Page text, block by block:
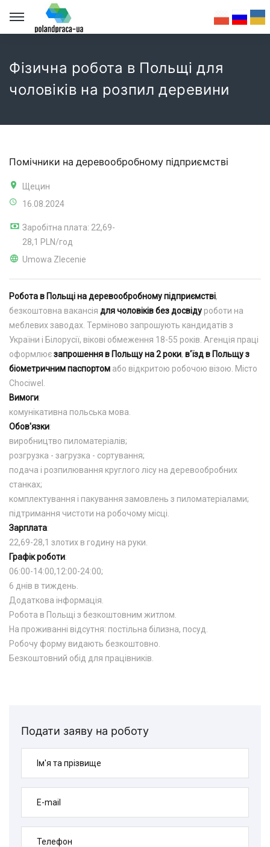
Фізична робота в Польщі для
чоловіків на розпил деревини
Помічники на деревообробному підприємстві
Щецин
16.08.2024
Заробітна плата: 22,69-
28,1 PLN/год
Umowa Zlecenie
Робота в Польщі на деревообробному підприємстві,
безкоштовна вакансія для чоловіків без досвіду роботи на
меблевих заводах. Терміново запрошують кандидатів з
України і Білорусії, вікові обмеження 18-55 років. Агенція праці
оформлюєзапрошення в Польщу на 2 роки, в'їзд в Польщу з
біометричним паспортом або відкритою робочою візою. Місто
Chociwel.
Вимоги:
комунікативна польська мова.
Обов'язки:
виробництво пиломатеріалів;
розгрузка - загрузка - сортування;
подача і розпилювання круглого лісу на деревообробних
станках;
комплектування і пакування замовлень з пиломатеріалами;
підтримання чистоти на робочому місці.
Зарплата:
22,69-28,1 злотих в годину на руки.
Графік роботи:
06:00-14:00,12:00-24:00;
6 днів в тиждень.
Додаткова інформація.
Робота в Польщі з безкоштовним житлом.
На проживанні відсутня: постільна білизна, посуд.
Робочу форму видають безкоштовно.
Безкоштовний обід для працівників.
Подати заяву на роботу
Ім'я та прізвище
E-mail
Телефон